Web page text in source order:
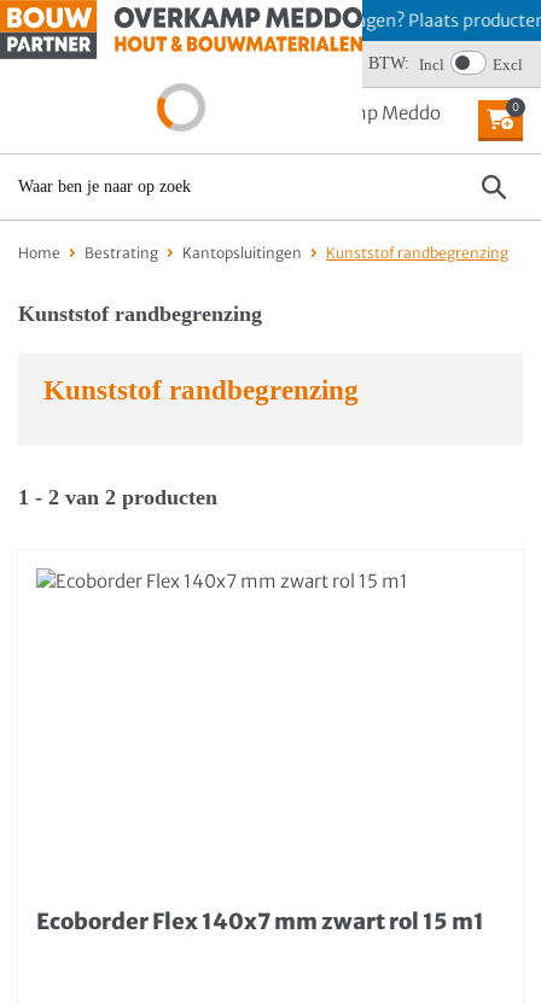
Offerte aanvragen? Plaats
Wij scoren een 4,6 BTW: Incl Excl
0
Home Bestrating Kantopsluitingen Kunststof randbegrenzing
Kunststof randbegrenzing
Kunststof randbegrenzing
1 - 2 van 2 producten
Ecoborder Flex 140x7 mm zwart rol 15 m1